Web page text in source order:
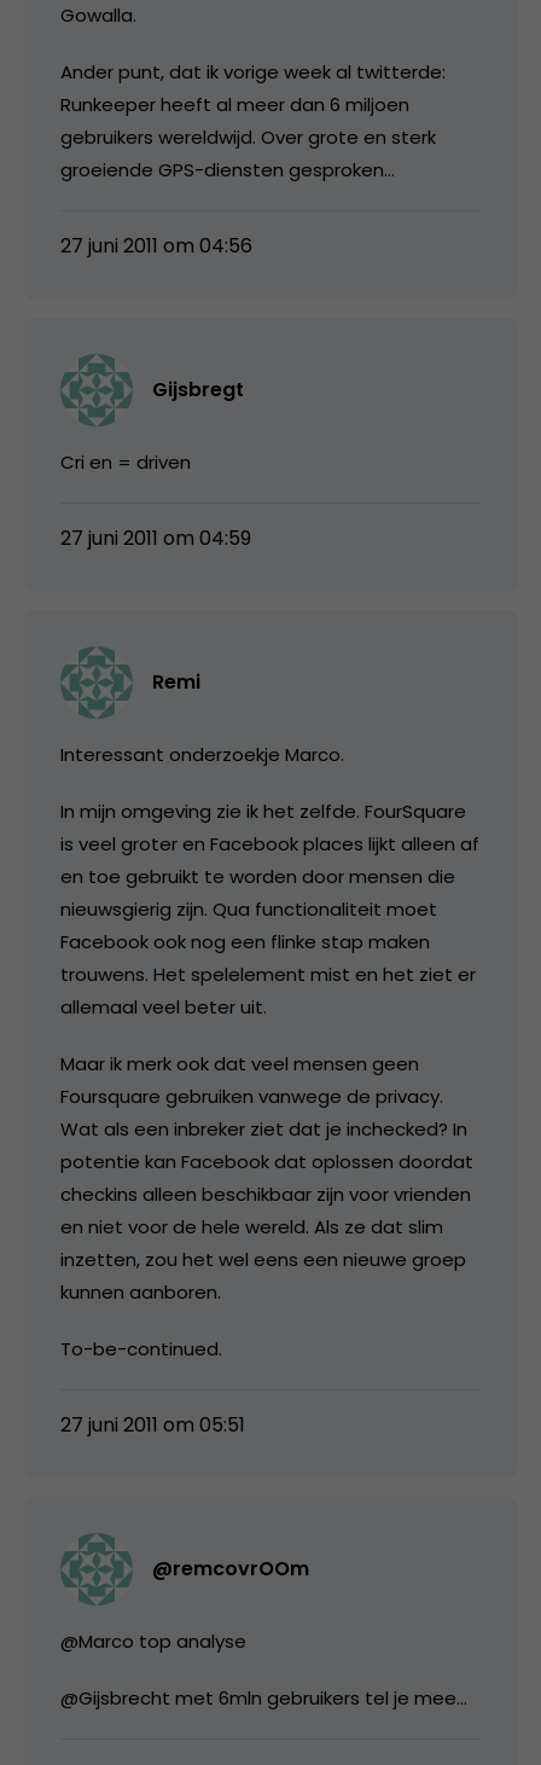
Gowalla.
Ander punt, dat ik vorige week al twitterde:
Runkeeper heeft al meer dan 6 miljoen
gebruikers wereldwijd. Over grote en sterk
groeiende GPS-diensten gesproken…
27 juni 2011 om 04:56
Gijsbregt
Cri en = driven
27 juni 2011 om 04:59
Remi
Interessant onderzoekje Marco.
In mijn omgeving zie ik het zelfde. FourSquare
is veel groter en Facebook places lijkt alleen af
en toe gebruikt te worden door mensen die
nieuwsgierig zijn. Qua functionaliteit moet
Facebook ook nog een flinke stap maken
trouwens. Het spelelement mist en het ziet er
allemaal veel beter uit.
Maar ik merk ook dat veel mensen geen
Foursquare gebruiken vanwege de privacy.
Wat als een inbreker ziet dat je inchecked? In
potentie kan Facebook dat oplossen doordat
checkins alleen beschikbaar zijn voor vrienden
en niet voor de hele wereld. Als ze dat slim
inzetten, zou het wel eens een nieuwe groep
kunnen aanboren.
To-be-continued.
27 juni 2011 om 05:51
@remcovrOOm
@Marco top analyse
@Gijsbrecht met 6mln gebruikers tel je mee…